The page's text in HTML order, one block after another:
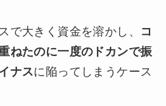
で大きく資金を溶かし、 コ
ねたのに一度のドカンで振
ナスに陥ってしまうケース